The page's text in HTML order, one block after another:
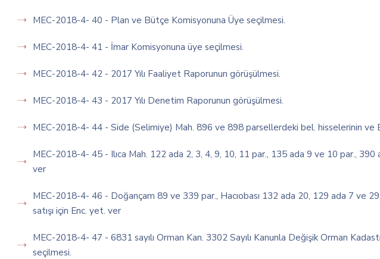
MEC-2018-4- 40 - Plan ve Bütçe Komisyonuna Üye seçilmesi.
MEC-2018-4- 41 - İmar Komisyonuna üye seçilmesi.
MEC-2018-4- 42 - 2017 Yılı Faaliyet Raporunun görüşülmesi.
MEC-2018-4- 43 - 2017 Yılı Denetim Raporunun görüşülmesi.
MEC-2018-4- 44 - Side (Selimiye) Mah. 896 ve 898 parsellerdeki bel. hisselerinin ve
MEC-2018-4- 45 - Ilıca Mah. 122 ada 2, 3, 4, 9, 10, 11 par., 135 ada 9 ve 10 par.,
ver
MEC-2018-4- 46 - Doğançam 89 ve 339 par., Hacıobası 132 ada 20, 129 ada 7 ve
satışı için Enc. yet. ver
MEC-2018-4- 47 - 6831 sayılı Orman Kan. 3302 Sayılı Kanunla Değişik Orman
seçilmesi.